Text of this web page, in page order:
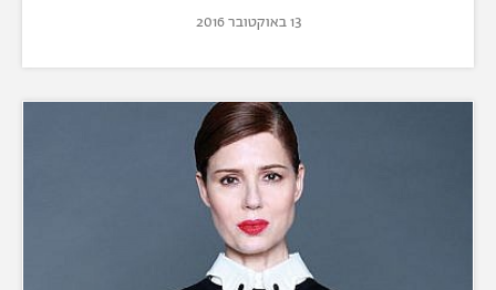
13 באוקטובר 2016